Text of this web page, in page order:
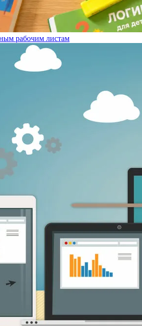
рабочим листам